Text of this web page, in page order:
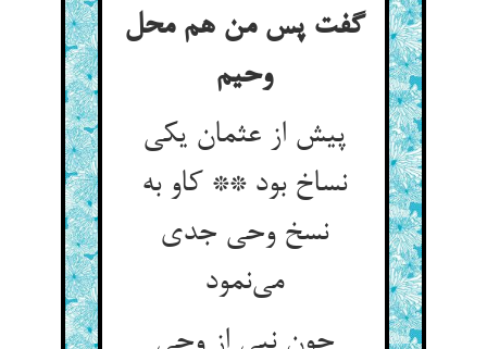
گفت پس من هم محل
پیش از عثمان یکی
نساخ بود ** کاو به
نسخ وحی جدی
می‌‌نمود